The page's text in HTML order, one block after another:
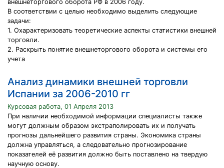
внешнеторгового оборота РФ в 2006 году.
В соответствии с целью необходимо выделить следующие
задачи:
1. Охарактеризовать теоретические аспекты статистики внешней
торговли.
2. Раскрыть понятие внешнеторгового оборота и системы его
учета
Анализ динамики внешней торговли
Испании за 2006-2010 гг
Курсовая работа, 01 Апреля 2013
При наличии необходимой информации специалисты также
могут должным образом экстраполировать их и получать
прогнозы дальнейшего развития страны. Экономика страны
должна управляться, а следовательно прогнозирование
показателей её развития должно быть поставлено на твердую
научную основу.